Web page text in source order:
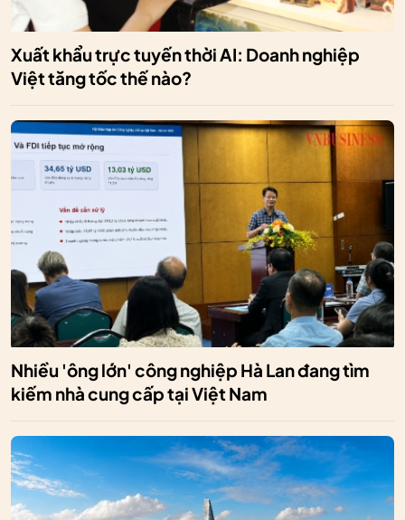
Xuất khẩu trực tuyến thời AI: Doanh nghiệp
Việt tăng tốc thế nào?
Nhiều 'ông lớn' công nghiệp Hà Lan đang tìm
kiếm nhà cung cấp tại Việt Nam